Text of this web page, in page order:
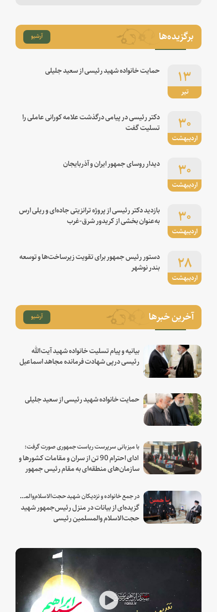
برگزیده‌ها آرشیو
تیر
۱۳ حمایت خانواده شهید رئیسی از سعید جلیلی
اردیبهشت
۳۰
دکتر رئیسی در پیامی درگذشت علامه کورانی عاملی را
تسلیت گفت
اردیبهشت
۳۰ دیدار روسای جمهور ایران و آذربایجان
اردیبهشت
۳۰
بازدید دکتر رئیسی از پروژه ترانزیتی جاده‌ای و ریلی ارس
به‌عنوان بخشی از کریدور شرق-غرب
اردیبهشت
۲۸
دستور رئیس جمهور برای تقویت زیرساخت‌ها و توسعه
بندر نوشهر
آخرین خبرها آرشیو
بیانیه و پیام تسلیت خانواده شهید آیت‌الله
رئیسی درپی شهادت فرمانده مجاهد اسماعیل
حمایت خانواده شهید رئیسی از سعید جلیلی
با میزبانی سرپرست ریاست جمهوری صورت گرفت؛
ادای احترام 90 تن از سران و مقامات کشورها و
سازمان‌های منطقه‌ای به مقام رئیس جمهور
در جمع خانواده و نزدیکان شهید حجت‌الاسلام‌والمسلمین رئیسی:
گزیده‌ای از بیانات در منزل رئیس‌جمهور شهید
حجت‌الاسلام والمسلمین رئیسی